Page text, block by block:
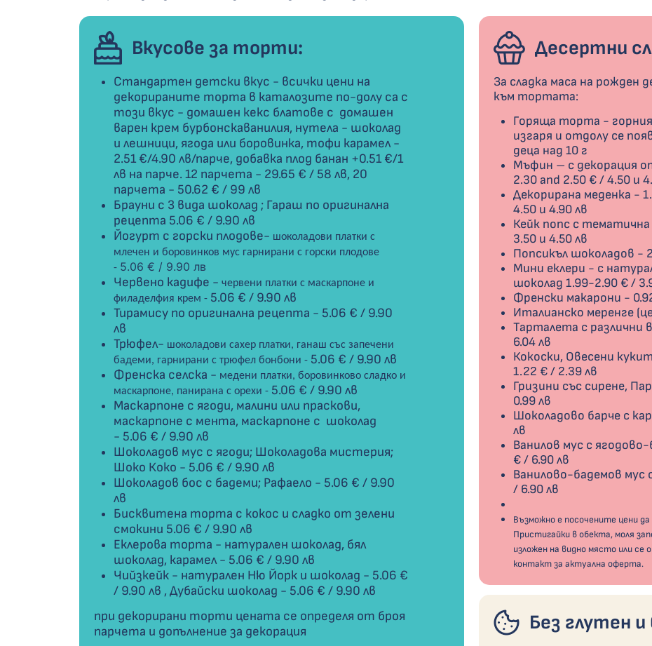
Вкусове за торти:
Стандартен детски вкус - всички цени на
декорираните торта в каталозите по-долу са с
този вкус - домашен кекс блатове с домашен
варен крем бурбонскаванилия, нутела - шоколад
и лешници, ягода или боровинка, тофи карамел -
2.51 €/4.90 лв/парче, добавка плод банан +0.51 €/1
лв на парче. 12 парчета - 29.65 € / 58 лв, 20
парчета - 50.62 € / 99 лв
Брауни с 3 вида шоколад ; Гараш по оригинална
рецепта 5.06 € / 9.90 лв
Йогурт с горски плодове- шоколадови платки с
млечен и боровинков мус гарнирани с горски плодове
- 5.06 € / 9.90 лв
Червено кадифе - червени платки с маскарпоне и
филаделфия крем - 5.06 € / 9.90 лв
Тирамису по оригинална рецепта - 5.06 € / 9.90
лв
Трюфел- шоколадови сахер платки, ганаш със запечени
бадеми, гарнирани с трюфел бонбони - 5.06 € / 9.90 лв
Френска селска - медени платки, боровинково сладко и
маскарпоне, панирана с орехи - 5.06 € / 9.90 лв
Маскарпоне с ягоди, малини или праскови,
маскарпоне с мента, маскарпоне с шоколад
- 5.06 € / 9.90 лв
Шоколадов мус с ягоди; Шоколадова мистерия;
Шоко Коко - 5.06 € / 9.90 лв
Шоколадов бос с бадеми; Рафаело - 5.06 € / 9.90
лв
Бисквитена торта с кокос и сладко от зелени
смокини 5.06 € / 9.90 лв
Еклерова торта - натурален шоколад, бял
шоколад, карамел - 5.06 € / 9.90 лв
Чийзкейк - натурален Ню Йорк и шоколад - 5.06 €
/ 9.90 лв , Дубайски шоколад - 5.06 € / 9.90 лв
при декорирани торти цената се определя от броя
парчета и допълнение за декорация
Десертни
За сладка маса на рожден
към тортата:
Горяща торта -
изгаря и отдолу се
деца над 10 г
Мъфин – с декорация
2.30 and 2.50 € / 4.50 и
Декорирана меденка -
4.50 и 4.90 лв
Кейк попс с
3.50 и 4.50 лв
Попсикъл шоколадов -
Мини еклери - с
шоколад 1.99-2.90 € /
Френски макарони -
Италианско меренге
Тарталета с различни
6.04 лв
Кокоски, Овесени
1.22 € / 2.39 лв
Гризини със сирене,
0.99 лв
Шоколадово барче с
лв
Ванилов мус с
€ / 6.90 лв
Ванилово-бадемов мус
/ 6.90 лв
Възможно е посочените цени
Пристигайки в обекта, моля
изложен на видно място или се
контакт за актуална оферта.
Без глутен и